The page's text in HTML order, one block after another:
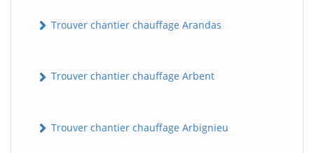
Trouver chantier chauffage Arandas
Trouver chantier chauffage Arbent
Trouver chantier chauffage Arbignieu